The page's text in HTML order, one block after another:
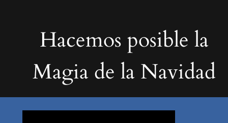
Hacemos posible la
Magia de la Navidad